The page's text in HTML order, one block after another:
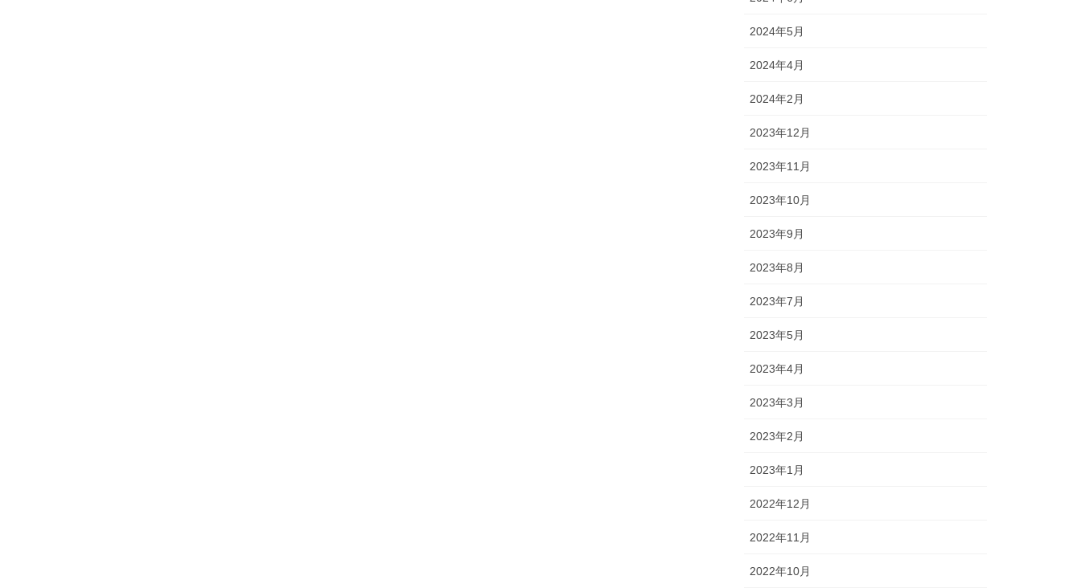
2024年5月
2024年4月
2024年2月
2023年12月
2023年11月
2023年10月
2023年9月
2023年8月
2023年7月
2023年5月
2023年4月
2023年3月
2023年2月
2023年1月
2022年12月
2022年11月
2022年10月